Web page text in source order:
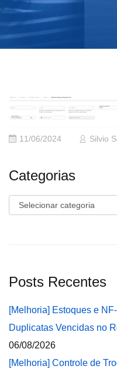
11/06/2024 Silvio
Categorias
Categorias
Posts Recentes
[Melhoria] Estoques e
Duplicatas Vencidas no
06/08/2026
[Melhoria] Controle de